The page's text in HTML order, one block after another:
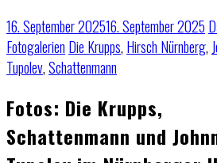
16. September 202516. September 2025
Fotogalerien Die Krupps, Hirsch Nürnberg,
Tupolev,Schattenmann
Fotos: Die Krupps,
Schattenmann und